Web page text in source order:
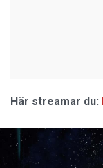
Här streamar du: